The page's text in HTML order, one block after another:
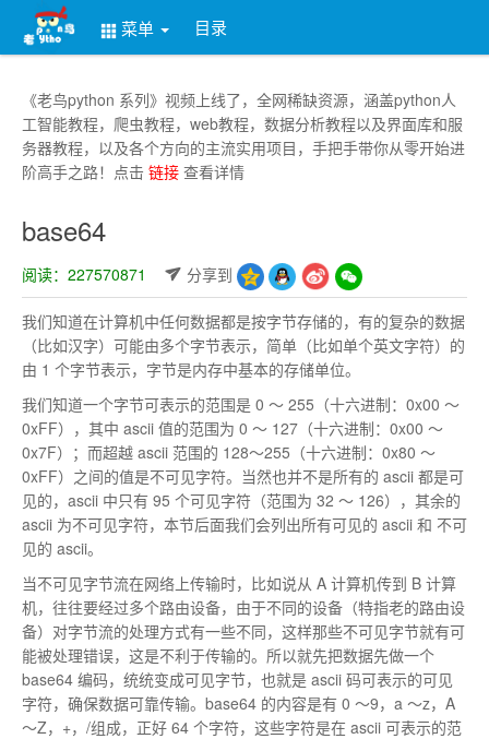
菜单 目录
《老鸟python 系列》视频上线了，全网稀缺资源，涵盖python人
工智能教程，爬虫教程，web教程，数据分析教程以及界面库和服
务器教程，以及各个方向的主流实用项目，手把手带你从零开始进
阶高手之路！点击 链接 查看详情
base64
阅读：227570871 分享到
我们知道在计算机中任何数据都是按字节存储的，有的复杂的数据
（比如汉字）可能由多个字节表示，简单（比如单个英文字符）的
由 1 个字节表示，字节是内存中基本的存储单位。
我们知道一个字节可表示的范围是 0 ～ 255（十六进制：0x00 ～
0xFF），其中 ascii 值的范围为 0 ～ 127（十六进制：0x00 ～
0x7F）；而超越 ascii 范围的 128～255（十六进制：0x80 ～
0xFF）之间的值是不可见字符。当然也并不是所有的 ascii 都是可
见的，ascii 中只有 95 个可见字符（范围为 32 ～ 126），其余的
ascii 为不可见字符，本节后面我们会列出所有可见的 ascii 和 不可
见的 ascii。
当不可见字节流在网络上传输时，比如说从 A 计算机传到 B 计算
机，往往要经过多个路由设备，由于不同的设备（特指老的路由设
备）对字节流的处理方式有一些不同，这样那些不可见字节就有可
能被处理错误，这是不利于传输的。所以就先把数据先做一个
base64 编码，统统变成可见字节，也就是 ascii 码可表示的可见
字符，确保数据可靠传输。base64 的内容是有 0 ～9，a ～z，A
～Z，+，/组成，正好 64 个字符，这些字符是在 ascii 可表示的范